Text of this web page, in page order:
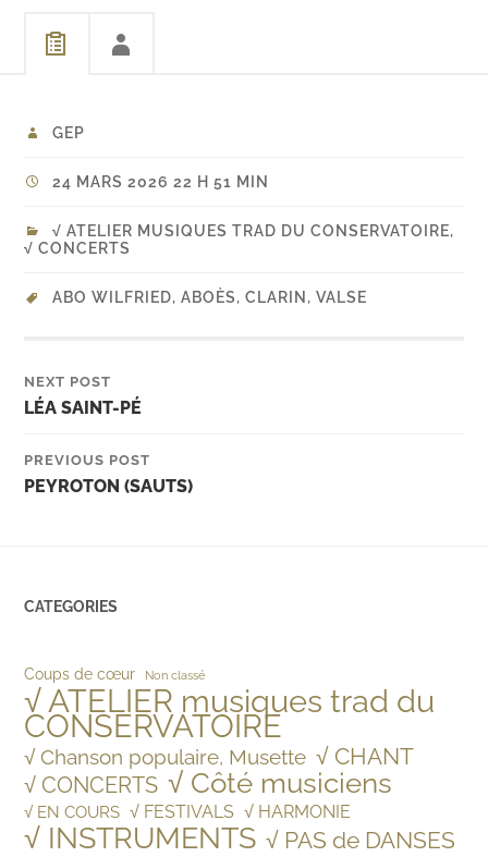
GEP
24 MARS 2026 22 H 51 MIN
√ ATELIER MUSIQUES TRAD DU CONSERVATOIRE,
√ CONCERTS
ABO WILFRIED,ABOÈS,CLARIN,VALSE
NEXT POST
LÉA SAINT-PÉ
PREVIOUS POST
PEYROTON (SAUTS)
CATEGORIES
Coups de cœur Non classé
√ ATELIER musiques trad du
CONSERVATOIRE
√ Chanson populaire, Musette √ CHANT
√ CONCERTS √ Côté musiciens
√ EN COURS √ FESTIVALS √ HARMONIE
√ INSTRUMENTS √ PAS de DANSES